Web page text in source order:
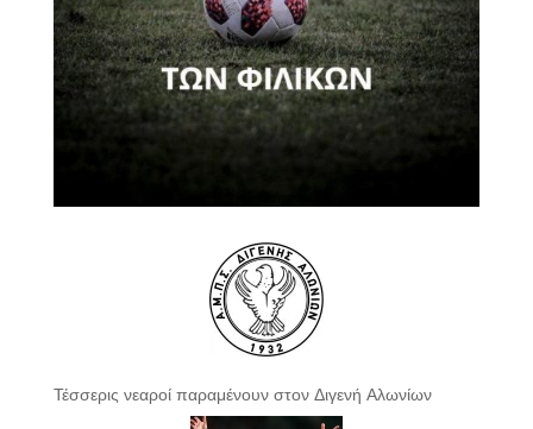
Τέσσερις νεαροί παραμένουν στον Διγενή Αλωνίων